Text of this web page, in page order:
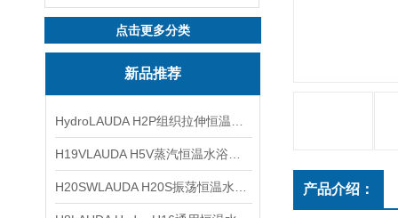
点击更多分类
新品推荐
产品介绍：